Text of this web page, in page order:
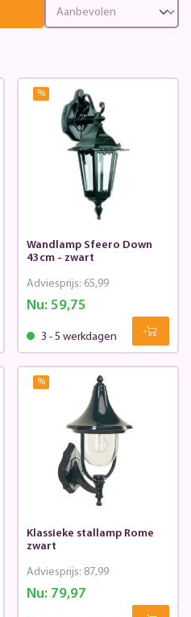
%
Wandlamp Sfeero Down
43cm - zwart
Nu: 59,75
Adviesprijs: 65,99
3 - 5 werkdagen
%
Klassieke stallamp Rome
zwart
Nu: 79,97
Adviesprijs: 87,99